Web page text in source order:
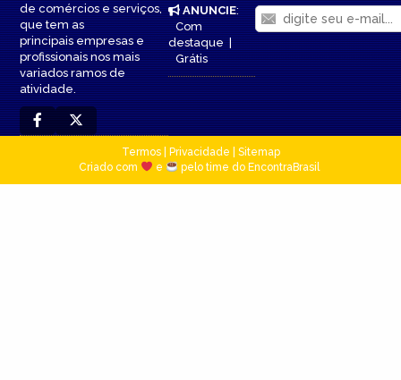
de comércios e serviços,
que tem as
principais empresas e
profissionais nos mais
variados ramos de
atividade.
ANUNCIE:
Com
destaque|
Grátis
Termos| Privacidade
Sitemap
Criado com
e pelo time do EncontraBrasil